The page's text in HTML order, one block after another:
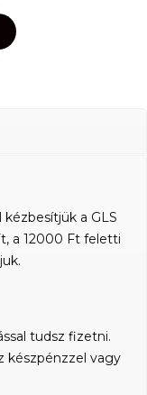
a GLS
a 12000 Ft feletti
tudsz fizetni.
készpénzzel vagy